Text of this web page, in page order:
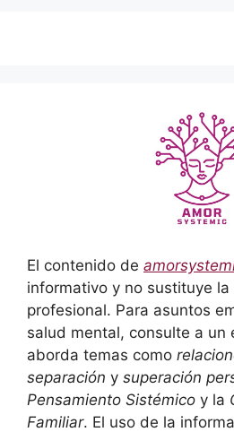
El contenido de
informativo y no sustituye la
profesional. Para asuntos
salud mental, consulte a un
aborda temas como
separación y superación
Pensamiento Sistémico y la
Familiar. El uso de la